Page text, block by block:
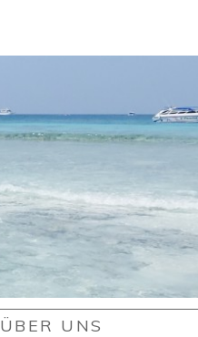
ÜBER UNS